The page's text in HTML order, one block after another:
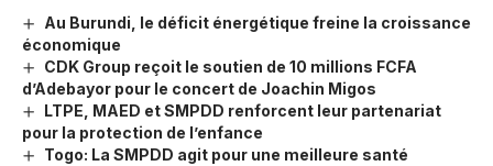
Au Burundi, le déficit énergétique freine la croissance
économique
CDK Group reçoit le soutien de 10 millions FCFA
d’Adebayor pour le concert de Joachin Migos
LTPE, MAED et SMPDD renforcent leur partenariat
pour la protection de l’enfance
Togo: La SMPDD agit pour une meilleure santé